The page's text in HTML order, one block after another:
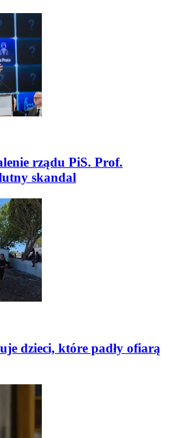
rządu PiS. Prof.
skandal
dzieci, które padły ofiarą